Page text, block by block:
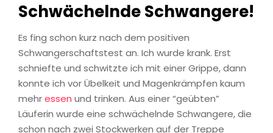
Schwächelnde Schwangere!
Es fing schon kurz nach dem positiven
Schwangerschaftstest an. Ich wurde krank. Erst
schniefte und schwitzte ich mit einer Grippe, dann
konnte ich vor Übelkeit und Magenkrämpfen kaum
mehressen und trinken. Aus einer “geübten”
Läuferin wurde eine schwächelnde Schwangere, die
schon nach zwei Stockwerken auf der Treppe